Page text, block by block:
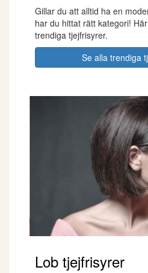
Gillar du att alltid ha en
har du hittat rätt kategori!
trendiga tjejfrisyrer.
Se alla trendiga
Lob tjejfrisyrer